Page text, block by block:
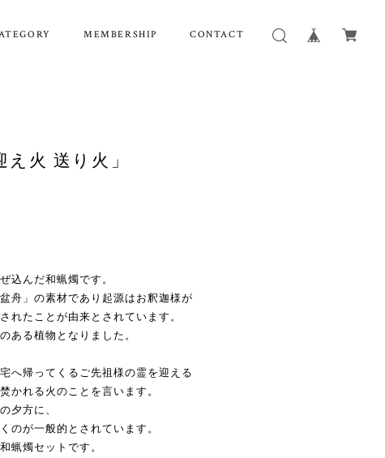
MEMBERSHIP CONTACT
火 送り火」
込んだ和蝋燭です。
舟」の素材であり起源はお釈迦様が
れたことが由来とされています。
ある植物となりました。
へ帰ってくるご先祖様の霊を迎える
かれる火のことを言います。
夕方に、
のが一般的とされています。
蝋燭セットです。